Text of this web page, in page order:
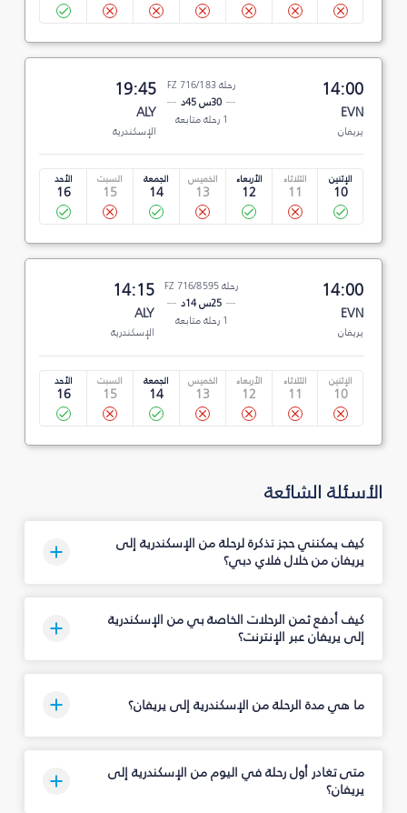
14:00
EVN
يريفان
رحلة FZ 716/183
30س 45د
1 رحلة متابعة
19:45
ALY
الإسكندرية
الإثنين
10
الثلاثاء
11
الأربعاء
12
الخميس
13
الجمعة
14
السبت
15
الأحد
16
14:00
EVN
يريفان
رحلة FZ 716/8595
25س 14د
1 رحلة متابعة
14:15
ALY
الإسكندرية
الإثنين
10
الثلاثاء
11
الأربعاء
12
الخميس
13
الجمعة
14
السبت
15
الأحد
16
الأسئلة الشائعة
كيف يمكنني حجز تذكرة لرحلة من الإسكندرية إلى
يريفان من خلال فلاي دبي؟
كيف أدفع ثمن الرحلات الخاصة بي من الإسكندرية
إلى يريفان عبر الإنترنت؟
ما هي مدة الرحلة من الإسكندرية إلى يريفان؟
متى تغادر أول رحلة في اليوم من الإسكندرية إلى
يريفان؟